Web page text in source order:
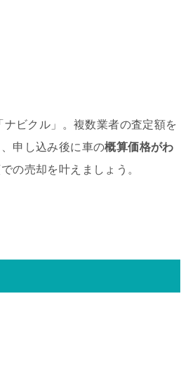
ビクル」。複数業者の査定額を
申し込み後に車の概算価格がわ
の売却を叶えましょう。